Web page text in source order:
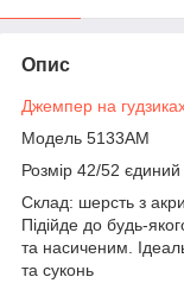
Опис
Джемпер на
Модель 5133АМ
Розмір 42/52 єдиний
Склад: шерсть з
Підійде до будь-
та насиченим.
та суконь